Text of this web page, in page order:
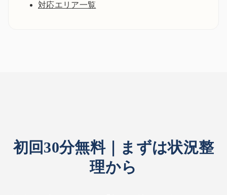
対応エリア一覧
初回30分無料｜まずは状況整
理から